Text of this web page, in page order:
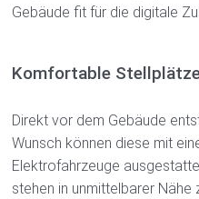
Gebäude fit für die digitale
Komfortable
Direkt vor dem Gebäude
Wunsch können diese mit
Elektrofahrzeuge
stehen in unmittelbarer